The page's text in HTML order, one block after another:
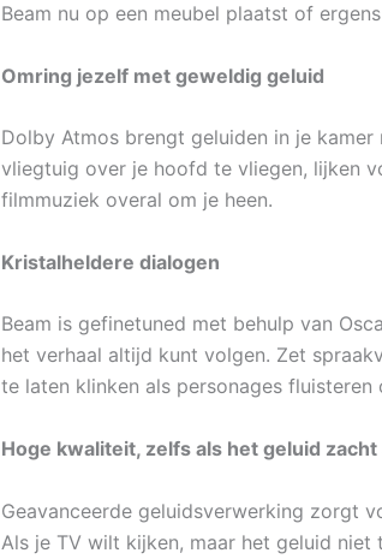
Beam nu op een meubel plaatst of
Omring jezelf met geweldig geluid
Dolby Atmos brengt geluiden in je
vliegtuig over je hoofd te vliegen, lijken
filmmuziek overal om je heen.
Kristalheldere dialogen
Beam is gefinetuned met behulp van
het verhaal altijd kunt volgen. Zet
te laten klinken als personages
Hoge kwaliteit, zelfs als het geluid zacht
Geavanceerde geluidsverwerking zorgt
Als je TV wilt kijken, maar het geluid